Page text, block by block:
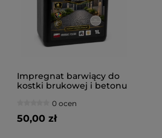
Impregnat barwiący do
kostki brukowej i betonu
0 ocen
50,00 zł